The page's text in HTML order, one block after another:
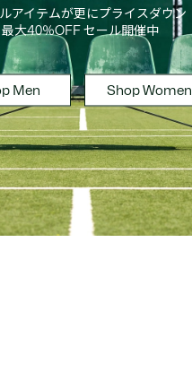
アイテムが更にプライスダウン
最大40％OFF セール開催中
Men Shop Women